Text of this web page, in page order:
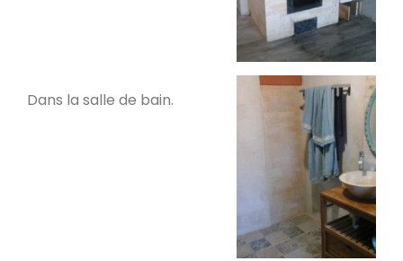
Modèle M avec enduit
Modèle L sans enduit
Saint-Jean-de-Chevelu 73170
Dans la salle de bain.